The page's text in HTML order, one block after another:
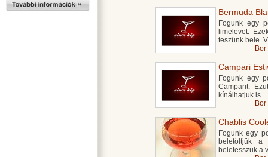
Bermuda
Fogunk egy
limelevet.
teszünk bele.
Campari
Fogunk egy
Camparit.
kínálhatjuk is.
Chablis
Fogunk egy
beletöltjük a
beletesszük a